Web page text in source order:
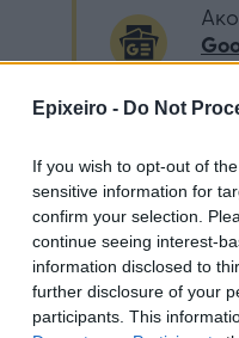
Epixeiro - Do Not
If you wish to opt-out of
sensitive information for
confirm your selection.
continue seeing interest-
information disclosed to
further disclosure of your
participants. This